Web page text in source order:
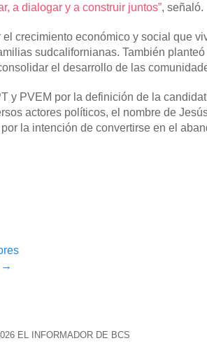
a dialogar y a construir juntos”, señaló.
crecimiento económico y social que
sudcalifornianas. También
el desarrollo de las
y PVEM por la definición de la
actores políticos, el nombre de
la intención de convertirse en el
→
EL INFORMADOR DE BCS